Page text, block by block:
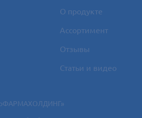
О продукте
Ассортимент
Отзывы
Статьи и видео